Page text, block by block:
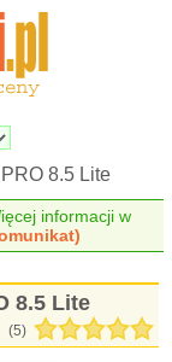
8.5 Lite
informacji w
8.5 Lite
(5)